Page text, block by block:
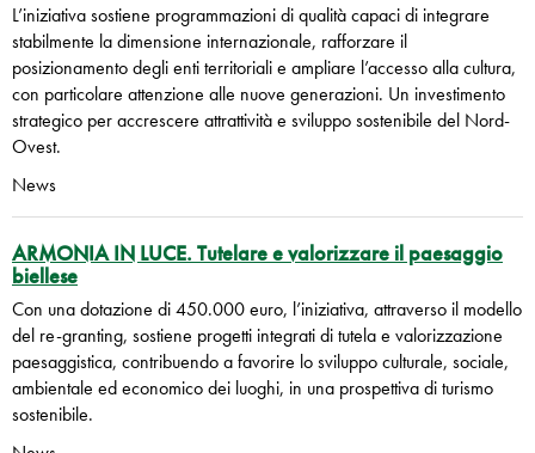
L’iniziativa sostiene programmazioni di qualità capaci di integrare
stabilmente la dimensione internazionale, rafforzare il
posizionamento degli enti territoriali e ampliare l’accesso alla cultura,
con particolare attenzione alle nuove generazioni. Un investimento
strategico per accrescere attrattività e sviluppo sostenibile del Nord-
Ovest.
News
ARMONIA IN LUCE. Tutelare e valorizzare il paesaggio
biellese
Con una dotazione di 450.000 euro, l’iniziativa, attraverso il modello
del re-granting, sostiene progetti integrati di tutela e valorizzazione
paesaggistica, contribuendo a favorire lo sviluppo culturale, sociale,
ambientale ed economico dei luoghi, in una prospettiva di turismo
sostenibile.